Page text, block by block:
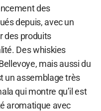
des
depuis, avec un
des produits
Des whiskies
mais aussi du
un assemblage très
qui montre qu’il est
aromatique avec